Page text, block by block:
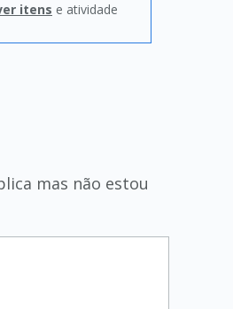
itens e atividade
mas não estou